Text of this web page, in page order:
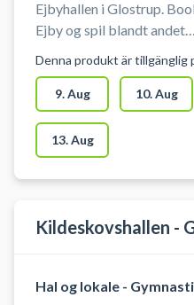
Ejbyhallen i Glostrup.
Ejby og spil blandt andet
Booking af hallen kan
indendørs fodbold bruges
håndbold, pickleball eller
badminton. Der er net og
rådighed. Der er gode
for parkering ved hallen.
Denna produkt är tillgänglig
9. Aug 10. Aug
13. Aug
Kildeskovshallen -
Hal og lokale -